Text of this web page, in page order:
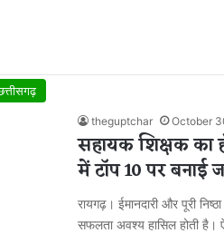
theguptchar October
सहायक शिक्षक का
में टॉप 10 पर बनाई
रायगढ़। ईमानदारी और पूरी
सफलता अवश्य हासिल होती है।